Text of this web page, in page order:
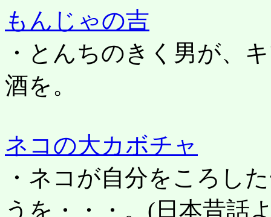
もんじゃの吉
・とんちのきく男が、
酒を。
ネコの大カボチャ
・ネコが自分をころし
うを・・・。 (日本昔話